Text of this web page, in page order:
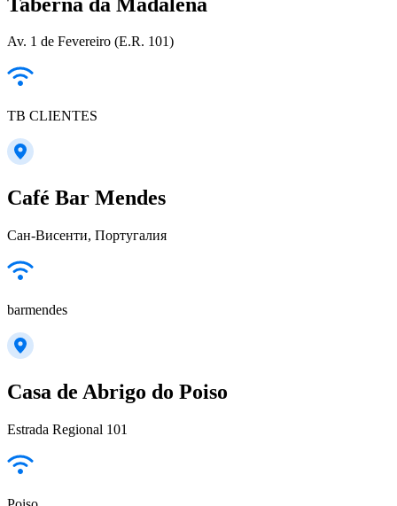
Av. 1 de Fevereiro (E.R. 101)
TB CLIENTES
Café Bar Mendes
Сан-Висенти, Португалия
barmendes
Casa de Abrigo do Poiso
Estrada Regional 101